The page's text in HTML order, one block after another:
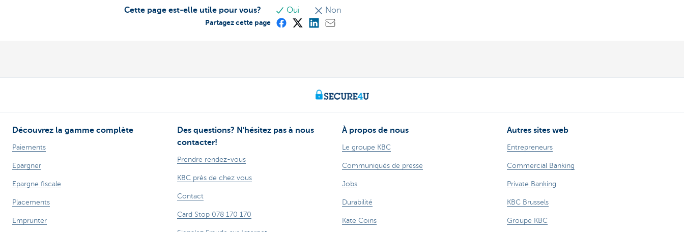
Cette page est-elle utile pour vous? Oui Non
Partagez cette page
Découvrez la gamme complète
Paiements
Epargner
Epargne fiscale
Placements
Emprunter
Des questions? N'hésitez pas à nous
contacter!
Prendre rendez-vous
KBC près de chez vous
Contact
Card Stop 078 170 170
À propos de nous
Le groupe KBC
Communiqués de presse
Jobs
Durabilité
Kate Coins
Autres sites web
Entrepreneurs
Commercial Banking
Private Banking
KBC Brussels
Groupe KBC